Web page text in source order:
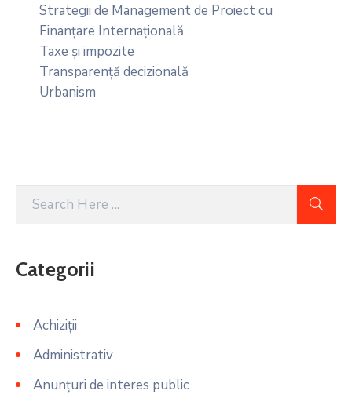
Strategii de Management de Proiect cu
Finanțare Internațională
Taxe și impozite
Transparență decizională
Urbanism
Categorii
Achiziții
Administrativ
Anunțuri de interes public